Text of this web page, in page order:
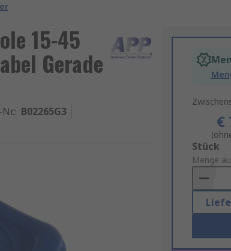
15-45
Gerade
: B02265G3
€
Add
to
Basket
Stück
Menge